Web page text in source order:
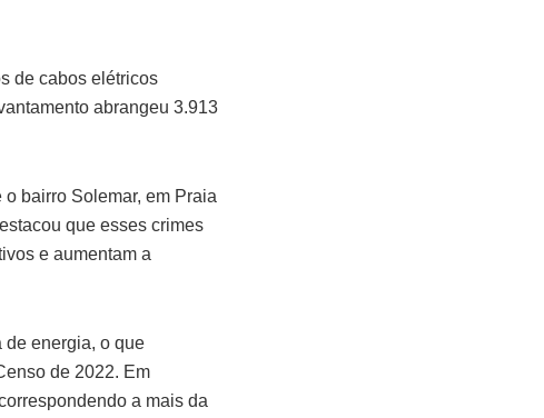
de cabos elétricos
abrangeu 3.913
bairro Solemar, em Praia
que esses crimes
e aumentam a
de energia, o que
de 2022. Em
a mais da